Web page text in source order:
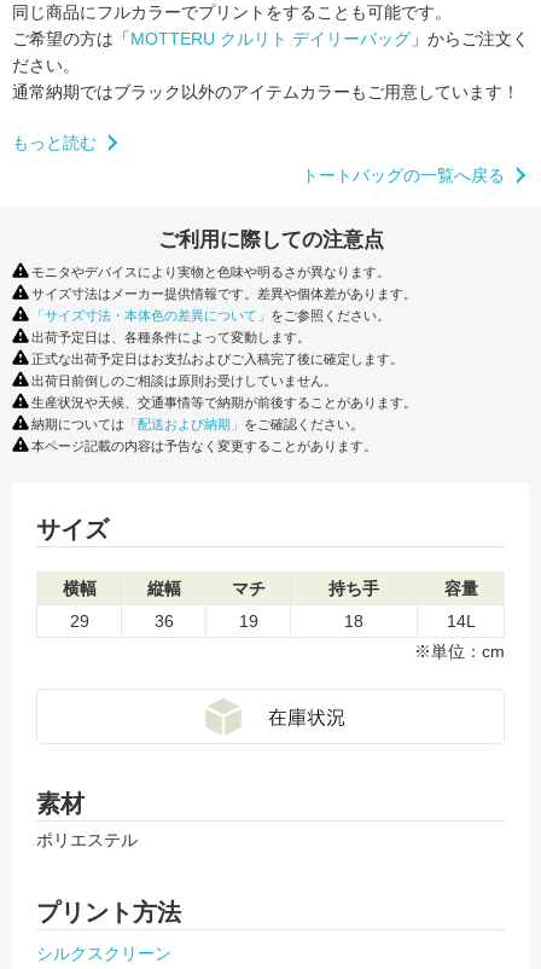
同じ商品にフルカラーでプリントをすることも可能です。
ご希望の方は「MOTTERU クルリト デイリーバッグ 」からご注文く
ださい。
通常納期ではブラック以外のアイテムカラーもご用意しています！
もっと読む
トートバッグの一覧へ戻る
ご利用に際しての注意点
モニタやデバイスにより実物と色味や明るさが異なります。
サイズ寸法はメーカー提供情報です。差異や個体差があります。
「サイズ寸法・本体色の差異について」 をご参照ください。
出荷予定日は、各種条件によって変動します。
正式な出荷予定日はお支払およびご入稿完了後に確定します。
出荷日前倒しのご相談は原則お受けしていません。
生産状況や天候、交通事情等で納期が前後することがあります。
納期については 「配送および納期」 をご確認ください。
本ページ記載の内容は予告なく変更することがあります。
サイズ
横幅 縦幅 マチ 持ち手
容量
29
36 19 18
14L
※単位：cm
素材
ポリエステル
プリント方法
シルクスクリーン